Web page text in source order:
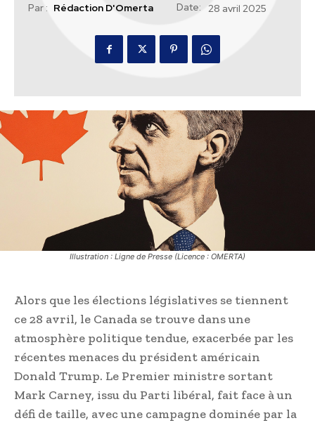
Par : Rédaction D'Omerta Date: 28 avril 2025
Illustration : Ligne de Presse (Licence : OMERTA)
Alors que les élections législatives se tiennent
ce 28 avril, le Canada se trouve dans une
atmosphère politique tendue, exacerbée par les
récentes menaces du président américain
Donald Trump. Le Premier ministre sortant
Mark Carney, issu du Parti libéral, fait face à un
défi de taille, avec une campagne dominée par la